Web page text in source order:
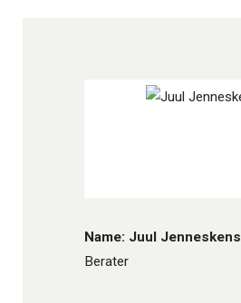
Name: Juul Jenneskens
Berater